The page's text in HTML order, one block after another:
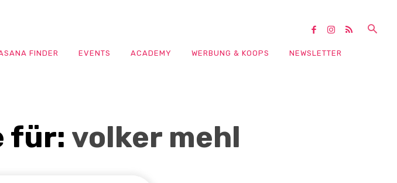
FINDER EVENTS ACADEMY WERBUNG & KOOPS NEWSLETTER
für: volker mehl